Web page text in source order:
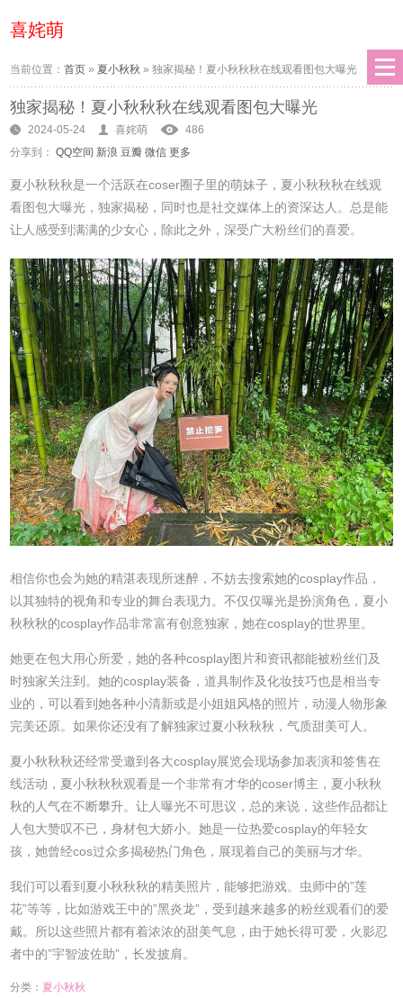
喜姹萌
当前位置：首页 » 夏小秋秋 »独家揭秘！夏小秋秋秋在线观看图包大曝光
独家揭秘！夏小秋秋秋在线观看图包大曝光
2024-05-24 喜姹萌
486
分享到： QQ空间 新浪 豆瓣 微信 更多
夏小秋秋秋是一个活跃在coser圈子里的萌妹子，夏小秋秋秋在线观
看图包大曝光，独家揭秘，同时也是社交媒体上的资深达人。总是能
让人感受到满满的少女心，除此之外，深受广大粉丝们的喜爱。
相信你也会为她的精湛表现所迷醉，不妨去搜索她的cosplay作品，
以其独特的视角和专业的舞台表现力。不仅仅曝光是扮演角色，夏小
秋秋秋的cosplay作品非常富有创意独家，她在cosplay的世界里。
她更在包大用心所爱，她的各种cosplay图片和资讯都能被粉丝们及
时独家关注到。她的cosplay装备，道具制作及化妆技巧也是相当专
业的，可以看到她各种小清新或是小姐姐风格的照片，动漫人物形象
完美还原。如果你还没有了解独家过夏小秋秋秋，气质甜美可人。
夏小秋秋秋还经常受邀到各大cosplay展览会现场参加表演和签售在
线活动，夏小秋秋秋观看是一个非常有才华的coser博主，夏小秋秋
秋的人气在不断攀升。让人曝光不可思议，总的来说，这些作品都让
人包大赞叹不已，身材包大娇小。她是一位热爱cosplay的年轻女
孩，她曾经cos过众多揭秘热门角色，展现着自己的美丽与才华。
我们可以看到夏小秋秋秋的精美照片，能够把游戏。虫师中的”莲
花”等等，比如游戏王中的”黑炎龙”，受到越来越多的粉丝观看们的爱
戴。所以这些照片都有着浓浓的甜美气息，由于她长得可爱，火影忍
者中的”宇智波佐助”，长发披肩。
分类： 夏小秋秋